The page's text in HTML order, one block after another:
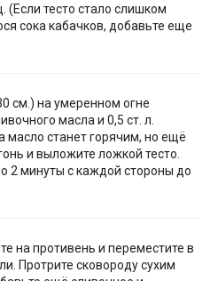
(Если тесто стало слишком
сока кабачков, добавьте еще
см.) на умеренном огне
масла и 0,5 ст. л.
масло станет горячим, но ещё
и выложите ложкой тесто.
2 минуты с каждой стороны до
на противень и переместите в
Протрите сковороду сухим